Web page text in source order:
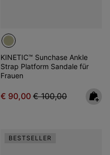
KINETIC™ Sunchase Ankle
Strap Platform Sandale für
Frauen
Sale price:
€ 90,00 Regular price:
€ 100,00
BESTSELLER